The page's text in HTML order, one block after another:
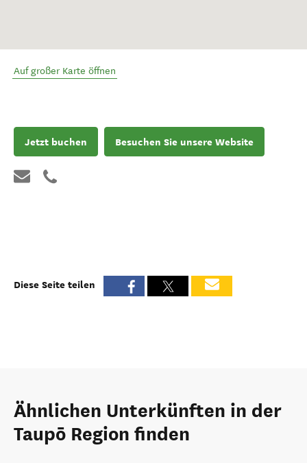
Auf großer Karte öffnen
Jetzt buchen Besuchen Sie unsere Website
Diese Seite teilen
Ähnlichen Unterkünften in der
Taupō Region finden